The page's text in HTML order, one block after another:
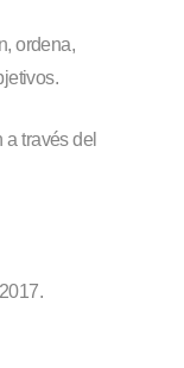
ordena,
través del